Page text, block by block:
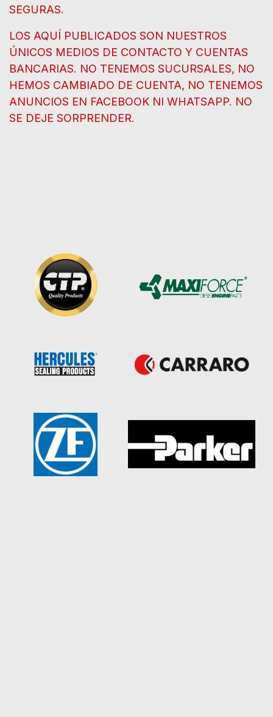
SEGURAS.
LOS AQUÍ PUBLICADOS SON NUESTROS
ÚNICOS MEDIOS DE CONTACTO Y CUENTAS
BANCARIAS. NO TENEMOS SUCURSALES, NO
HEMOS CAMBIADO DE CUENTA, NO TENEMOS
ANUNCIOS EN FACEBOOK NI WHATSAPP. NO
SE DEJE SORPRENDER.